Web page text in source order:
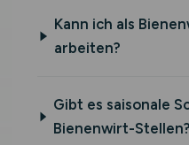
Kann ich als
arbeiten?
Gibt es saisonale
Bienenwirt-Stellen?